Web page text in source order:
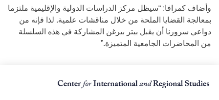
وأضاف كمرافا: “سيظل مركز الدراسات الدولية والإقليمية ملتزما
بمعالجة القضايا الملحة من خلال مناقشات علمية. لذا فإنه من
دواعي سرورنا أن يقبل بيتر بيرغن المشاركة في هذه السلسلة
من المحاضرات الجامعية المتميزة.”